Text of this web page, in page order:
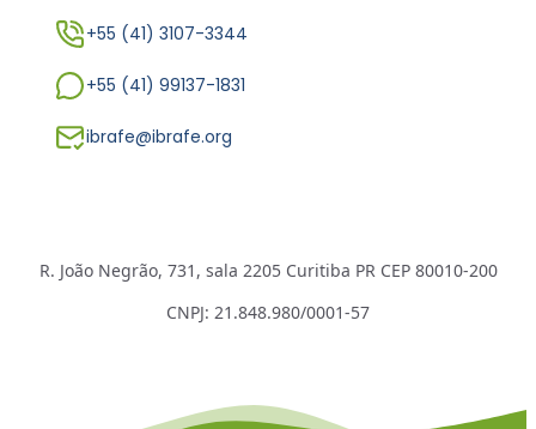
+55 (41) 3107-3344
+55 (41) 99137-1831
ibrafe@ibrafe.org
R. João Negrão, 731, sala 2205 Curitiba PR CEP 80010-200
CNPJ: 21.848.980/0001-57